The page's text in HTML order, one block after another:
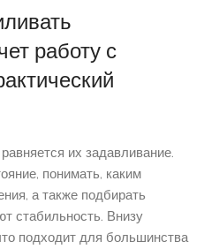
работу с
их задавливание.
понимать, каким
а также подбирать
стабильность. Внизу
подходит для большинства